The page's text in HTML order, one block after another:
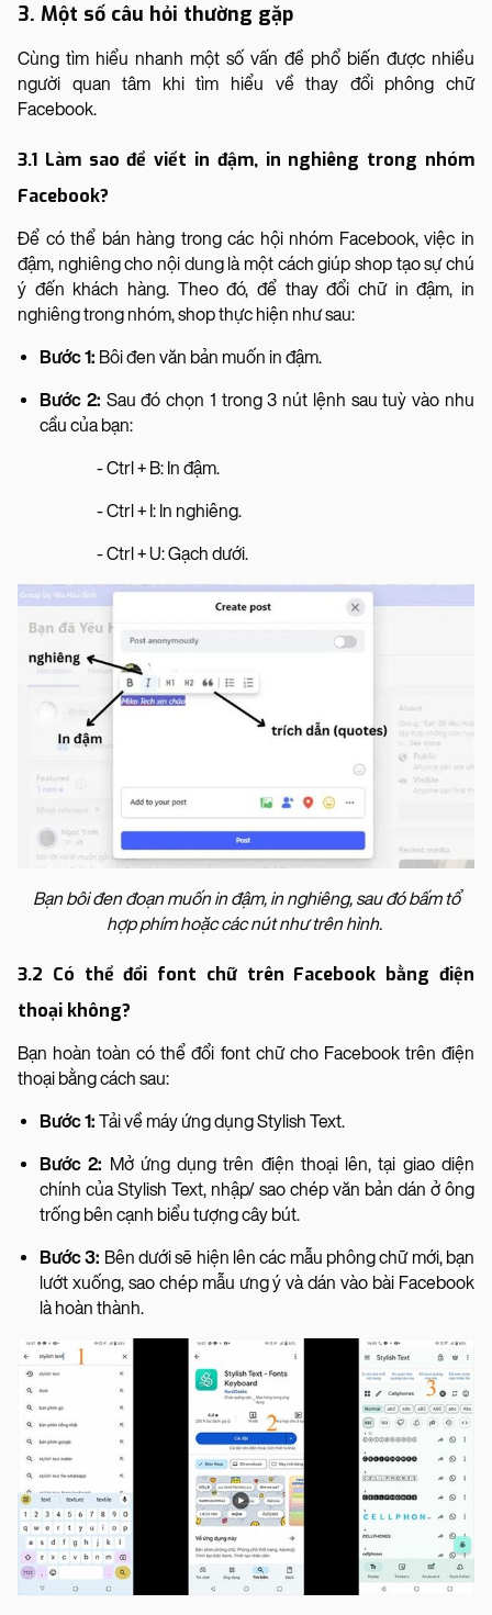
3. Một số câu hỏi thường gặp
Cùng tìm hiểu nhanh một số vấn đề phổ biến được nhiều
người quan tâm khi tìm hiểu về thay đổi phông chữ
Facebook.
3.1 Làm sao để viết in đậm, in nghiêng trong nhóm
Facebook?
Để có thể bán hàng trong các hội nhóm Facebook, việc in
đậm, nghiêng cho nội dung là một cách giúp shop tạo sự chú
ý đến khách hàng. Theo đó, để thay đổi chữ in đậm, in
nghiêng trong nhóm, shop thực hiện như sau:
Bước 1: Bôi đen văn bản muốn in đậm.
Bước 2: Sau đó chọn 1 trong 3 nút lệnh sau tuỳ vào nhu
cầu của bạn:
- Ctrl + B: In đậm.
- Ctrl + I: In nghiêng.
- Ctrl + U: Gạch dưới.
Bạn bôi đen đoạn muốn in đậm, in nghiêng, sau đó bấm tổ
hợp phím hoặc các nút như trên hình.
3.2 Có thể đổi font chữ trên Facebook bằng điện
thoại không?
Bạn hoàn toàn có thể đổi font chữ cho Facebook trên điện
thoại bằng cách sau:
Bước 1: Tải về máy ứng dụng Stylish Text.
Bước 2: Mở ứng dụng trên điện thoại lên, tại giao diện
chính của Stylish Text, nhập/ sao chép văn bản dán ở ông
trống bên cạnh biểu tượng cây bút.
Bước 3: Bên dưới sẽ hiện lên các mẫu phông chữ mới, bạn
lướt xuống, sao chép mẫu ưng ý và dán vào bài Facebook
là hoàn thành.